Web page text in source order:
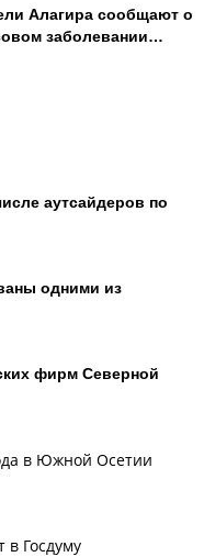
аутсайдеров по
одними из
фирм Северной
в Южной Осетии
в Госдуму
Алагира сообщают о
заболевании